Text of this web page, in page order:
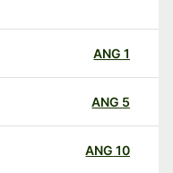
ANG
ANG
ANG